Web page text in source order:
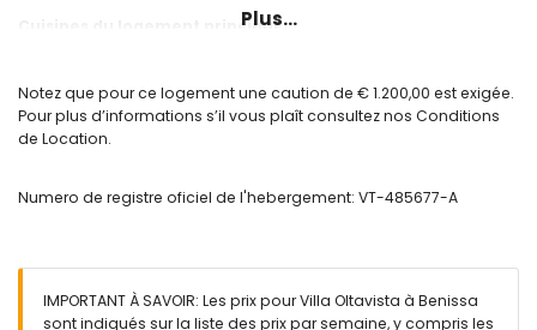
Cuisines du logement principal
micro-ondes, lave-vaisselle, réfrigérateur-congélateur,
machine à café, bouilloire électrique, mixeur, grille-pain et
presse-agrumes
bouilloire électrique, mixeur, grille-pain et presse-agrumes
4 chambres climatisées, chacune avec lit double et salle
de bain en suite
5 chambres climatisées, chacune avec lit double
Plus...
Notez que pour ce logement une caution de € 1.200,00 est exigée.
Pour plus d’informations s’il vous plaît consultez nos Conditions
de Location.
Numero de registre oficiel de l'hebergement: VT-485677-A
IMPORTANT À SAVOIR: Les prix pour Villa Oltavista à Benissa
sont indiqués sur la liste des prix par semaine, y compris les